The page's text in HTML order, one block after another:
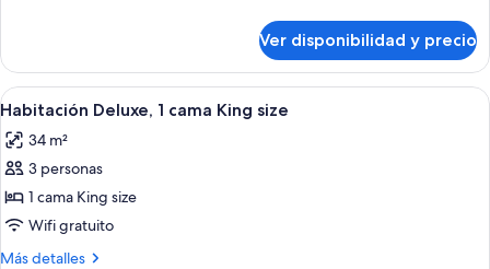
superior
Ver disponibilidad y precio
Ver
todas
las
fotos
de
Habitación
Deluxe,
Minibar, caja de seguridad en la
4
Habitación Deluxe, 1 cama King size
34 m²
3 personas
1 cama King size
Wifi gratuito
Más detalles
Más